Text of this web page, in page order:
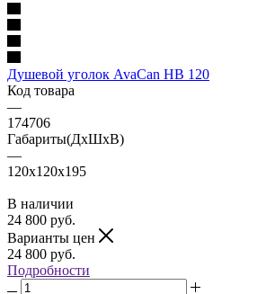
Душевой уголок AvaCan HB 120
Код товара
—
174706
Габариты(ДхШхВ)
—
120x120x195
В наличии
24 800 руб.
Варианты цен
24 800 руб.
Подробности